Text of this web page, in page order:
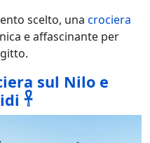
scelto, una crociera
e affascinante per
sul Nilo e
𓋹